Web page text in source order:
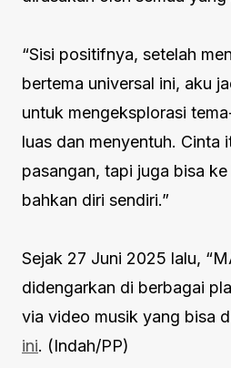
“Sisi positifnya, setelah
bertema universal ini, aku
untuk mengeksplorasi
luas dan menyentuh. Cinta
pasangan, tapi juga bisa
bahkan diri sendiri.”
Sejak 27 Juni 2025 lalu,
didengarkan di berbagai
via video musik yang bisa
ini. (Indah/PP)